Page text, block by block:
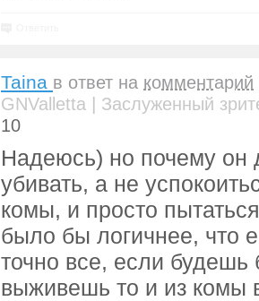
Taina в ответ на комментарий
GNValletta | Заслуженный
10
Надеюсь) но почему он
убивать, а не
комы, и просто
было бы логичнее, что
точно все, если будешь
выживешь то и из комы